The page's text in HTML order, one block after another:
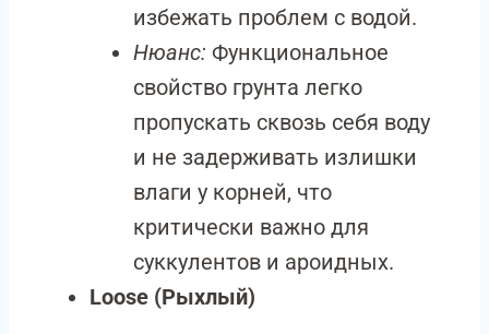
избежать проблем с водой.
Нюанс: Функциональное
свойство грунта легко
пропускать сквозь себя воду
и не задерживать излишки
влаги у корней, что
критически важно для
суккулентов и ароидных.
Loose (Рыхлый)